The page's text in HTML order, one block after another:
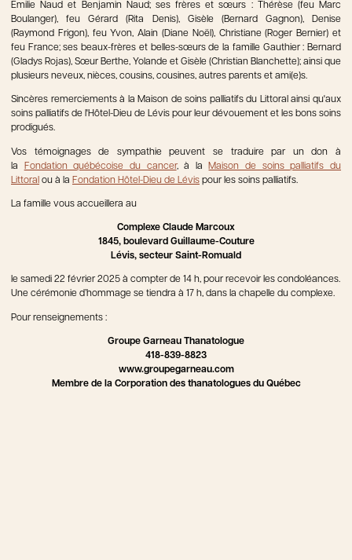
Émilie Naud et Benjamin Naud; ses frères et sœurs : Thérèse (feu Marc
Boulanger), feu Gérard (Rita Denis), Gisèle (Bernard Gagnon), Denise
(Raymond Frigon), feu Yvon, Alain (Diane Noël), Christiane (Roger Bernier) et
feu France; ses beaux-frères et belles-sœurs de la famille Gauthier : Bernard
(Gladys Rojas), Sœur Berthe, Yolande et Gisèle (Christian Blanchette); ainsi que
plusieurs neveux, nièces, cousins, cousines, autres parents et ami(e)s.
Sincères remerciements à la Maison de soins palliatifs du Littoral ainsi qu'aux
soins palliatifs de l'Hôtel-Dieu de Lévis pour leur dévouement et les bons soins
prodigués.
Vos témoignages de sympathie peuvent se traduire par un don à
la
Fondation québécoise du cancer, à la Maison de soins palliatifs du
Littoral ou à la Fondation Hôtel-Dieu de Lévis pour les soins palliatifs.
La famille vous accueillera au
Complexe Claude Marcoux
1845, boulevard Guillaume-Couture
Lévis, secteur Saint-Romuald
le samedi 22 février 2025 à compter de 14 h, pour recevoir les condoléances.
Une cérémonie d’hommage se tiendra à 17 h, dans la chapelle du complexe.
Pour renseignements :
Groupe Garneau Thanatologue
418-839-8823
www.groupegarneau.com
Membre de la Corporation des thanatologues du Québec